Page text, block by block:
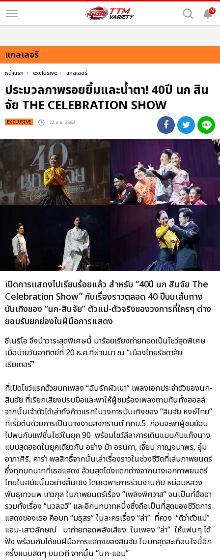
N
แกลเลอรี
หน้าแรก exclusive แกลเลอรี
ประมวลภาพรอยยิ้มและน้ำตา! 40ปี นก สิน
จัย THE CELEBRATION SHOW
EXCLUSIVE : 22 ธ.ค. 2563
เปิดการแสดงไปเรียบร้อยแล้ว สำหรับ “40ปี นก สินจัย The
Celebration Show” กับเรื่องราวตลอด 40 ปีบนเส้นทาง
บันเทิงของ “นก-สินจัย” ตัวแม่-ตัวจริงของวงการที่ใครๆ ต่าง
ยอมรับยกย่องในฝีมือการแสดง
ซีเนริโอ จึงนำวาระสุดพิเศษนี้ มาร้อยเรียงถ่ายทอดเป็นโชว์สุดพิเศษ
เมื่อบ่ายวันอาทิตย์ที่ 20 ธ.ค.ที่ผ่านมา ณ “เมืองไทยรัชดาลัย
เธียเตอร์”
ที่เปิดโชว์แรกด้วยบทเพลง “ฉันรักผัวเขา” เพลงเอกประจำตัวของนก-
สินจัย ที่เรียกเสียงปรบมือและพาให้ผู้ชมร้องเพลงตามกันทั้งฮอลล์
จากนั้นเจ้าตัวได้เล่าถึงก้าวแรกในวงการบันเทิงของ “สินจัย หงษ์ไทย”
ที่เริ่มต้นด้วยการเป็นนางงามสงกรานต์ ททบ.5 ก่อนจะพาผู้ชมย้อน
ไปพบกับแฟชั่นโชว์ในยุค 90 พร้อมโชว์ลีลาการเดินแบบกับแก๊งนาง
แบบสุดฮอตในยุคเดียวกัน อย่าง ม้า อรนภา, เจี๊ยบ กาญจนาพร, อุ๋ม
อาภาศิริ, คาร่า พลสิทธิ์จากนั้นเล่าเรื่องราวในช่วงชีวิตที่เล่นภาพยนตร์
ซึ่งทุกบทบาทที่เธอแสดง ล้วนสุดโต่งแตกต่างจากนางเอกภาพยนตร์
ไทยในสมัยนั้นอย่างสิ้นเชิง โดยเฉพาะการร่วมงานกับ หม่อมหลวง
พันธุเทวนพ เทวกุล ในภาพยนตร์เรื่อง “เพลิงพิศวาส” จนเป็นที่ฮือฮา
รวมทั้งเรื่อง “นวลฉวี” และอีกบทบาทหนึ่งซึ่งถือเป็นที่สุดของชีวิตการ
แสดงของเธอ คือบท “มธุสร” ในละครเรื่อง “ล่า” ที่ควง “ดีว่าตัวแม่”
แอม-เสาวลักษณ์ มาถ่ายทอดพลังเสียง ในเพลง “ล่า” ให้แฟนๆ ได้
ฟัง พร้อมกับได้ชมฝีมือการแสดงของสินจัย ในบทสุดสะเทือนใจนี้อีก
ครั้งแบบสดๆ บนเวที จากนั้น “นก-แอม”